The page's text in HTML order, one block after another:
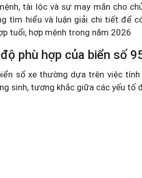
tài lộc và sự may mắn cho
tìm hiểu và luận giải chi tiết để
tuổi, hợp mệnh trong năm 2026
phù hợp của biển số
số xe thường dựa trên việc
sinh, tương khắc giữa các yếu tố